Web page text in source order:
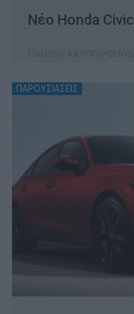
Νέο Honda
ΠΑΡΟΥΣΙΑΣΕΙΣ